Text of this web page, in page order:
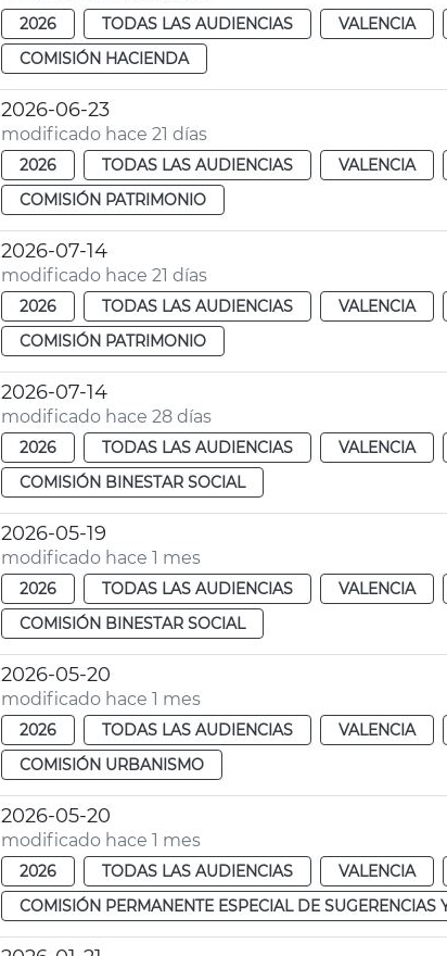
2026 TODAS LAS AUDIENCIAS VALENCIA
COMISIÓN HACIENDA
2026-06-23
modificado hace 21 días
2026 TODAS LAS AUDIENCIAS VALENCIA
COMISIÓN PATRIMONIO
2026-07-14
modificado hace 21 días
2026 TODAS LAS AUDIENCIAS VALENCIA
COMISIÓN PATRIMONIO
2026-07-14
modificado hace 28 días
2026 TODAS LAS AUDIENCIAS VALENCIA
COMISIÓN BINESTAR SOCIAL
2026-05-19
modificado hace 1 mes
2026 TODAS LAS AUDIENCIAS VALENCIA
COMISIÓN BINESTAR SOCIAL
2026-05-20
modificado hace 1 mes
2026 TODAS LAS AUDIENCIAS VALENCIA
COMISIÓN URBANISMO
2026-05-20
modificado hace 1 mes
2026 TODAS LAS AUDIENCIAS VALENCIA
COMISIÓN PERMANENTE ESPECIAL DE SUGERENCIAS